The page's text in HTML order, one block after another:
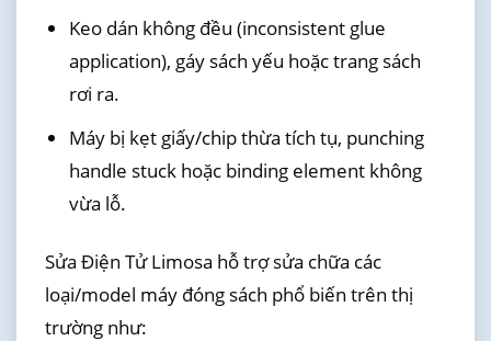
Keo dán không đều (inconsistent glue
application), gáy sách yếu hoặc trang sách
rơi ra.
Máy bị kẹt giấy/chip thừa tích tụ, punching
handle stuck hoặc binding element không
vừa lỗ.
Sửa Điện Tử Limosa hỗ trợ sửa chữa các
loại/model máy đóng sách phổ biến trên thị
trường như: